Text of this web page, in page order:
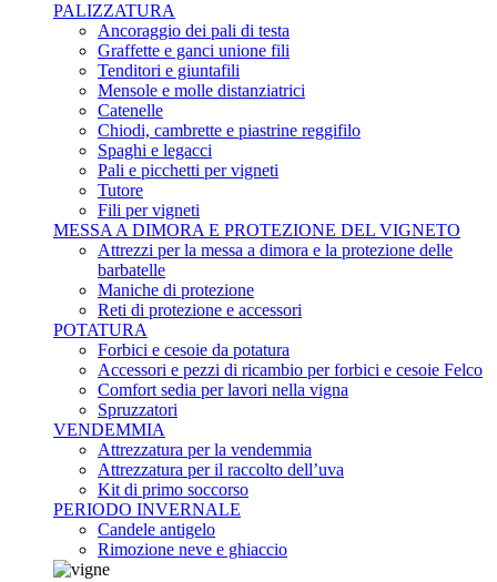
PALIZZATURA
Ancoraggio dei pali di testa
Graffette e ganci unione fili
Tenditori e giuntafili
Mensole e molle distanziatrici
Catenelle
Chiodi, cambrette e piastrine reggifilo
Spaghi e legacci
Pali e picchetti per vigneti
Tutore
Fili per vigneti
MESSA A DIMORA E PROTEZIONE DEL VIGNETO
Attrezzi per la messa a dimora e la protezione delle
barbatelle
Maniche di protezione
Reti di protezione e accessori
POTATURA
Forbici e cesoie da potatura
Accessori e pezzi di ricambio per forbici e cesoie Felco
Comfort sedia per lavori nella vigna
Spruzzatori
VENDEMMIA
Attrezzatura per la vendemmia
Attrezzatura per il raccolto dell’uva
Kit di primo soccorso
PERIODO INVERNALE
Candele antigelo
Rimozione neve e ghiaccio